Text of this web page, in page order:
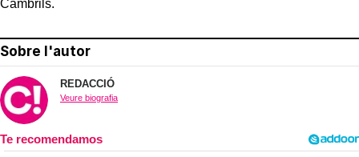
Cambrils.
Sobre l'autor
REDACCIÓ
Veure biografia